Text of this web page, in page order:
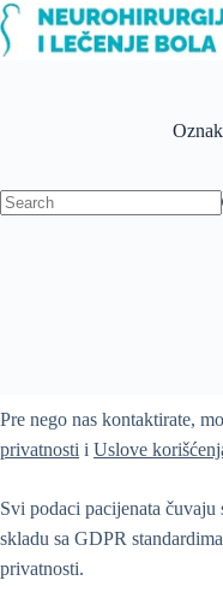
Skip
to
content
Pre nego nas kontaktirate,
privatnosti i Uslove
Svi podaci pacijenata
skladu sa GDPR
privatnosti.